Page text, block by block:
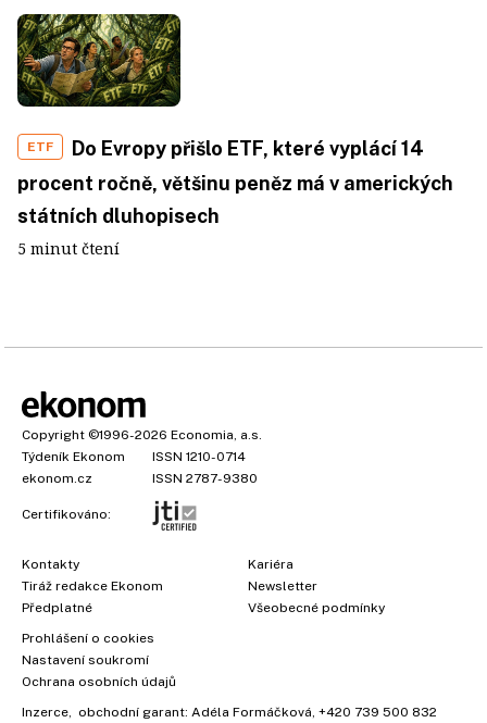
ETF
Do Evropy přišlo ETF, které vyplácí 14
procent ročně, většinu peněz má v amerických
státních dluhopisech
5 minut čtení
Copyright ©1996-2026 Economia, a.s.
Týdeník Ekonom
ISSN 1210-0714
ekonom.cz
ISSN 2787-9380
Certifikováno:
Kontakty
Tiráž redakce Ekonom
Předplatné
Kariéra
Newsletter
Všeobecné podmínky
Prohlášení o cookies
Nastavení soukromí
Ochrana osobních údajů
Inzerce , obchodní garant: Adéla Formáčková +420 739 500 832